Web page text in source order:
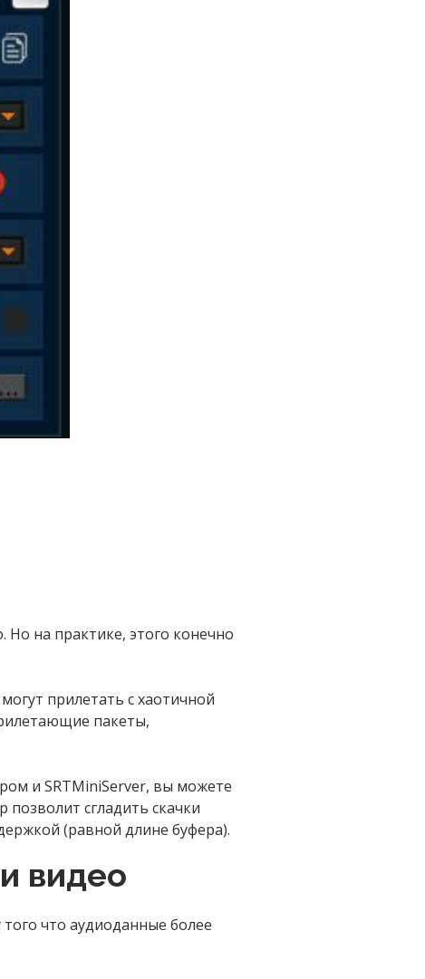
на практике, этого конечно
прилетать с хаотичной
пакеты,
и SRTMiniServer, вы можете
сгладить скачки
(равной длине буфера).
видео
что аудиоданные более